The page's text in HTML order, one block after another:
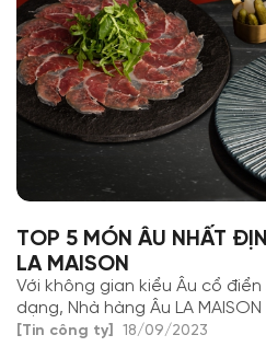
TOP 5 MÓN ÂU NHẤT
LA MAISON
Với không gian kiểu Âu cổ
dạng, Nhà hàng Âu LA
bạn thưởng thức 5 món ăn Âu
[Tin công ty] 18/09/2023